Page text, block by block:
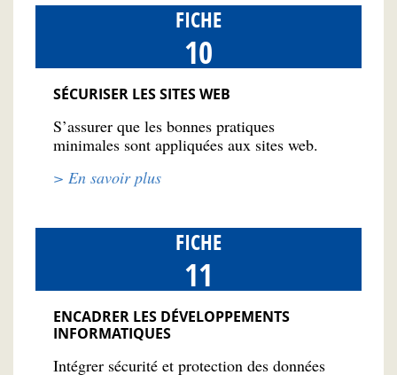
FICHE
10
SÉCURISER LES SITES WEB
S’assurer que les bonnes pratiques
minimales sont appliquées aux sites web.
> En savoir plus
FICHE
11
ENCADRER LES DÉVELOPPEMENTS
INFORMATIQUES
Intégrer sécurité et protection des données